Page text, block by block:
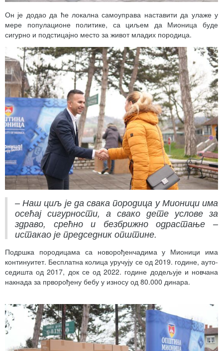
Он је додао да ће локална самоуправа наставити да улаже у
мере популационе политике, са циљем да Мионица буде
сигурно и подстицајно место за живот младих породица.
– Наш циљ је да свака породица у Мионици има
осећај сигурности, а свако дете услове за
здраво, срећно и безбрижно одрастање –
истакао је председник општине.
Подршка породицама са новорођенчадима у Мионици има
континуитет. Бесплатна колица уручују се од 2019. године, ауто-
седишта од 2017, док се од 2022. године додељује и новчана
накнада за прворођену бебу у износу од 80.000 динара.